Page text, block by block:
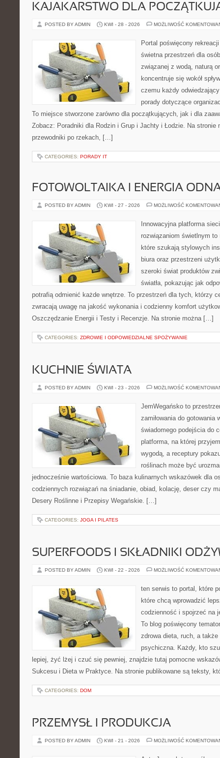
KAJAKARSTWO DLA
POSTED BY ADMIN KWI - 28 - 2026 MOŻLIWOŚĆ
Portal poświęcony
świetna przestrzeń dla
związanej z wodą, naturą
koncentruje się wokół
czemu każdy
porady dotyczące
To miejsce stworzone zarówno dla początkujących, jak i dla
Zobacz: Poradniki dla Rodzin i Grup i Jachty i Łodzie. Na stronie
przewodniki po rzekach, […]
CATEGORIES: PORADY IT
FOTOWOLTAIKA I ENERGIA
POSTED BY ADMIN KWI - 27 - 2026 MOŻLIWOŚĆ
Innowacyjna platforma
rozwiązaniom świetlnym
które szukają stylowych
biura oraz przestrzeni
szeroki świat produktów
światła, pokazując jak
potrafią odmienić każde wnętrze. To przestrzeń dla tych, którzy
zwracają uwagę na jakość wykonania i codzienny komfort
Oszczędzanie Energii i Testy i Recenzje. Na stronie można […]
CATEGORIES: ZDROWIE I ODPOWIEDZIALNE SPOŻYWANIE
KUCHNIE ŚWIATA
POSTED BY ADMIN KWI - 23 - 2026 MOŻLIWOŚĆ
JemWegańsko to
zamiłowania do gotowania
świadomego podejścia do
platforma, na której
wygodą, a receptury
roślinach może być
jednocześnie wartościowa. To baza kulinarnych wskazówek dla
codziennych rozwiązań na śniadanie, obiad, kolację, deser czy
Desery Roślinne i Przepisy Wegańskie. […]
CATEGORIES: JOGA I PILATES
SUPERFOODS I SKŁADNIKI
POSTED BY ADMIN KWI - 22 - 2026 MOŻLIWOŚĆ
ten serwis to portal, które
które chcą wprowadzić
codzienność i spojrzeć na
To blog poświęcony
zdrowa dieta, ruch, a
psychiczna. Każdy, kto
lepiej, żyć lżej i czuć się pewniej, znajdzie tutaj pomocne
Sukcesu i Dieta w Praktyce. Na stronie publikowane są teksty,
CATEGORIES: DOM
PRZEMYSŁ I PRODUKCJA
POSTED BY ADMIN KWI - 21 - 2026 MOŻLIWOŚĆ